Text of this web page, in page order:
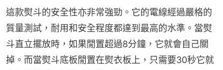
這款熨斗的安全性亦非常強勁。它的電線經過嚴格的
質量測試，耐用和安全程度都達到最高的水準。當熨
斗直立擺放時，如果閒置超過8分鐘，它就會自己關
掉。而當熨斗底板閒置在熨衣板上，只需要30秒它就